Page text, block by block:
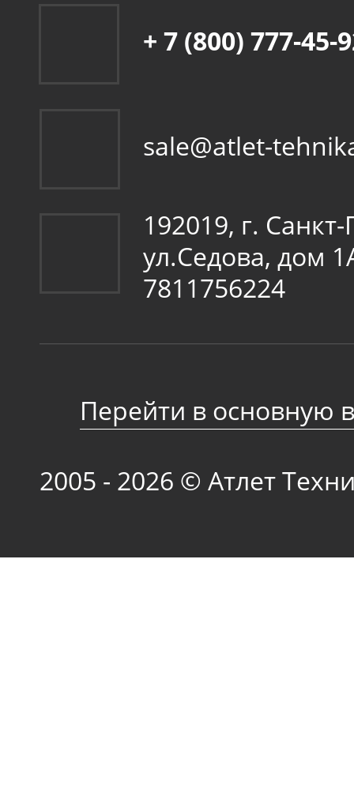
+ 7 (800) 777-45-
sale@atlet-
192019, г.
ул.Седова, дом
7811756224
Перейти в основную
2005 - 2026 © Атлет